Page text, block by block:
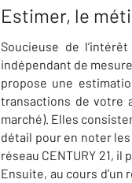
Estimer, le
Soucieuse de
indépendant de
propose une
transactions de votre
marché). Elles
détail pour en noter
réseau CENTURY 21,
Ensuite, au cours